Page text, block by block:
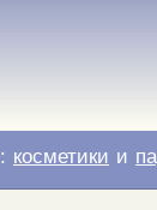
косметики и